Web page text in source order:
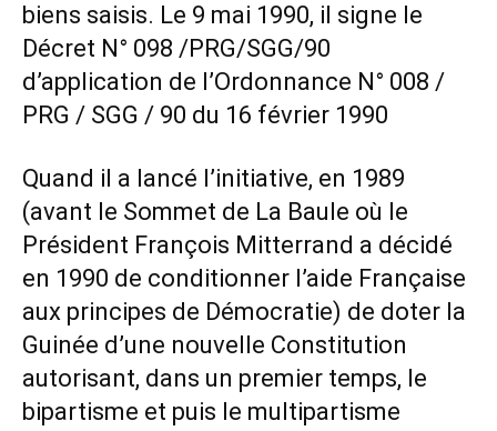
biens saisis. Le 9 mai 1990, il signe le
Décret N° 098 /PRG/SGG/90
d’application de l’Ordonnance N° 008 /
PRG / SGG / 90 du 16 février 1990
Quand il a lancé l’initiative, en 1989
(avant le Sommet de La Baule où le
Président François Mitterrand a décidé
en 1990 de conditionner l’aide Française
aux principes de Démocratie) de doter la
Guinée d’une nouvelle Constitution
autorisant, dans un premier temps, le
bipartisme et puis le multipartisme